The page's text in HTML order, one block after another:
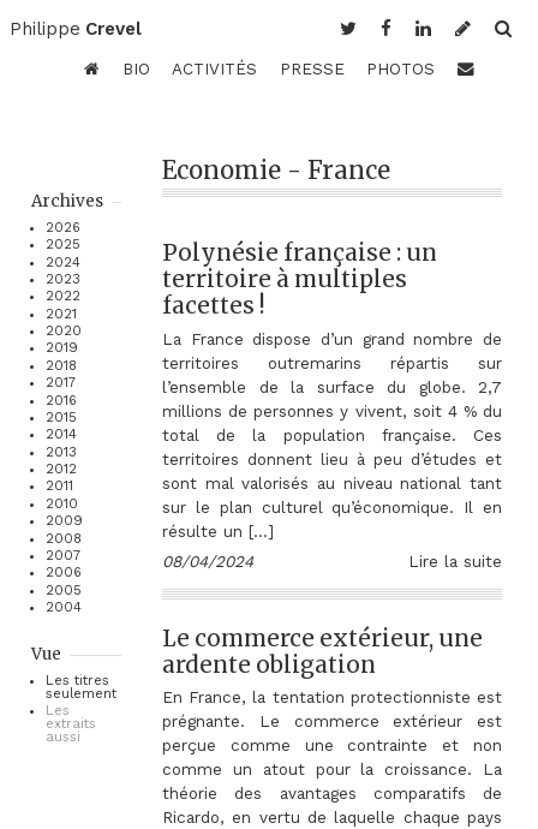
Philippe Crevel
BIO ACTIVITÉS PRESSE PHOTOS
Archives
2026
2025
2024
2023
2022
2021
2020
2019
2018
2017
2016
2015
2014
2013
2012
2011
2010
2009
2008
2007
2006
2005
2004
Vue
Les titres
seulement
Les
extraits
aussi
Economie - France
Polynésie française : un
territoire à multiples
facettes !
La France dispose d’un grand nombre de
territoires outremarins répartis sur
l’ensemble de la surface du globe. 2,7
millions de personnes y vivent, soit 4 % du
total de la population française. Ces
territoires donnent lieu à peu d’études et
sont mal valorisés au niveau national tant
sur le plan culturel qu’économique. Il en
résulte un […]
08/04/2024
Lire la suite
Le commerce extérieur, une
ardente obligation
En France, la tentation protectionniste est
prégnante. Le commerce extérieur est
perçue comme une contrainte et non
comme un atout pour la croissance. La
théorie des avantages comparatifs de
Ricardo, en vertu de laquelle chaque pays